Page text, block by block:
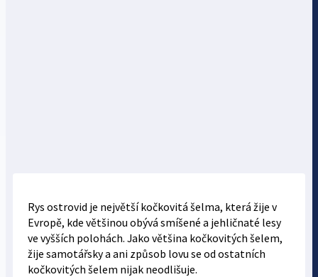
Rys ostrovid je největší kočkovitá šelma, která žije v
Evropě, kde většinou obývá smíšené a jehličnaté lesy
ve vyšších polohách. Jako většina kočkovitých šelem,
žije samotářsky a ani způsob lovu se od ostatních
kočkovitých šelem nijak neodlišuje.